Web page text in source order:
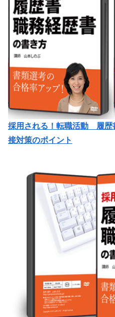
採用される！転職活動 履歴
接対策のポイント